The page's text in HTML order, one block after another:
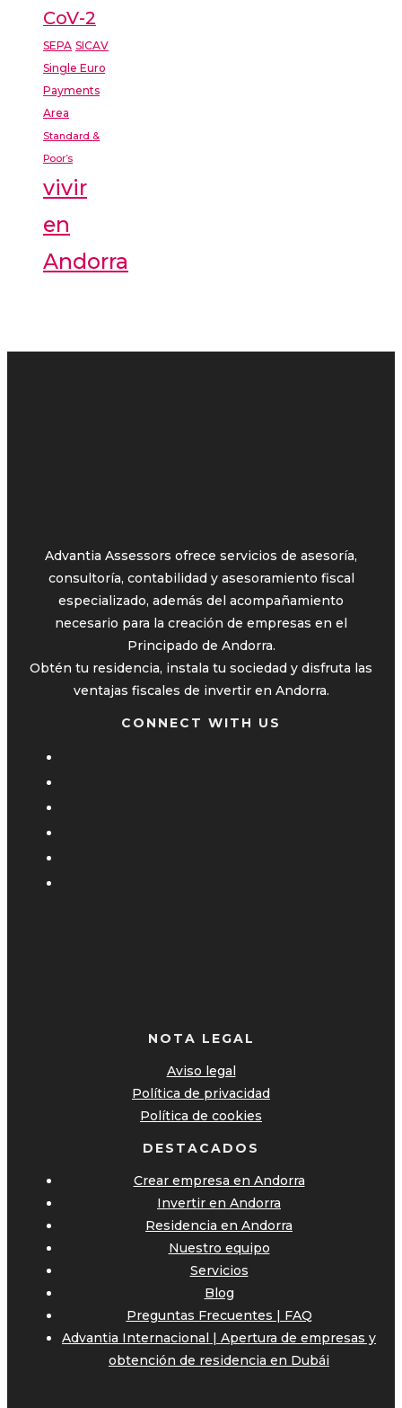
CoV-2
SEPA SICAV
Single Euro
Payments
Area
Standard &
Poor’s
vivir
en
Andorra
Advantia Assessors ofrece servicios de asesoría,
consultoría, contabilidad y asesoramiento fiscal
especializado, además del acompañamiento
necesario para la creación de empresas en el
Principado de Andorra.
Obtén tu residencia, instala tu sociedad y disfruta las
ventajas fiscales de invertir en Andorra.
CONNECT WITH US
NOTA LEGAL
Aviso legal
Política de privacidad
Política de cookies
DESTACADOS
Crear empresa en Andorra
Invertir en Andorra
Residencia en Andorra
Nuestro equipo
Servicios
Blog
Preguntas Frecuentes | FAQ
Advantia Internacional | Apertura de empresas y
obtención de residencia en Dubái